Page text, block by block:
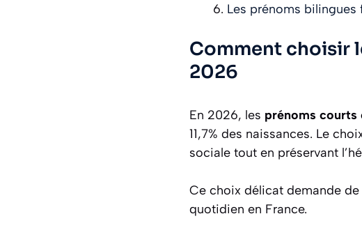
Les prénoms
Comment choisir
2026
En 2026, les prénoms courts
11,7% des naissances. Le
sociale tout en préservant
Ce choix délicat demande de
quotidien en France.